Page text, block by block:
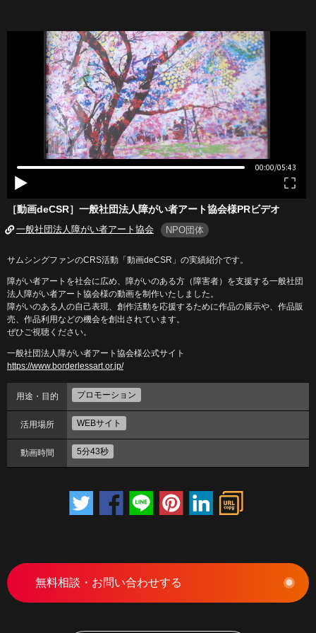
［動画deCSR］一般社団法人障がい者アート協会様PRビデオ
一般社団法人障がい者アート協会 NPO団体
サムシングファンのCRS活動「動画deCSR」の実績紹介です。
障がい者アートを社会に広め、障がいのある方（障害者）を支援する一般社団
法人障がい者アート協会様の動画を制作いたしました。
障がいのある人の自己表現、創作活動を応援するために作品の展示や、作品販
売、作品利用などの機会を創出されています。
ぜひご視聴ください。
一般社団法人障がい者アート協会様公式サイト
https://www.borderlessart.or.jp/
用途・目的 プロモーション
活用場所 WEBサイト
動画時間 5分43秒
無料相談・お問い合わせする